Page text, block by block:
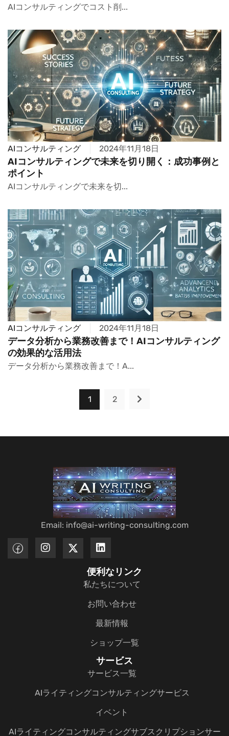
AIコンサルティングでコスト削...
AIコンサルティング 2024年11月18日
AIコンサルティングで未来を切り開く：成功事例と
ポイント
AIコンサルティングで未来を切...
AIコンサルティング 2024年11月18日
データ分析から業務改善まで！AIコンサルティング
の効果的な活用法
データ分析から業務改善まで！A...
1 2
Email: info@ai-writing-consulting.com
便利なリンク
私たちについて
お問い合わせ
最新情報
ショップ一覧
サービス
サービス一覧
AIライティングコンサルティングサービス
イベント
AIライティングコンサルティングサブスクリプションサー